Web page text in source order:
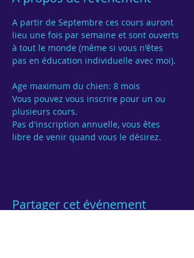
A partir de Septembre ces cours auront
lieu une fois par semaine et sont ouverts
à tout le monde (même si vous n'êtes
pas en éducation individuelle avec moi).
Age maximum du chien: 8 mois
Vous pouvez vous inscrire pour un ou
Pas d'inscription annuelle, vous êtes
Partager cet événement